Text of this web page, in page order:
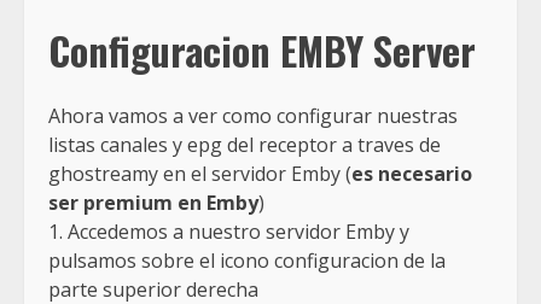
Configuracion EMBY Server
Ahora vamos a ver como configurar nuestras
listas canales y epg del receptor a traves de
ghostreamy en el servidor Emby (es necesario
ser premium en Emby)
1. Accedemos a nuestro servidor Emby y
pulsamos sobre el icono configuracion de la
parte superior derecha